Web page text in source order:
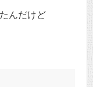
んだけど